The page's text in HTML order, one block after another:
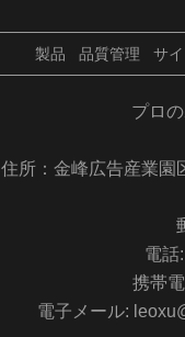
製品 品質管理 サ
プロ
住所：金峰広告産業園
電話
携帯
電子メール: